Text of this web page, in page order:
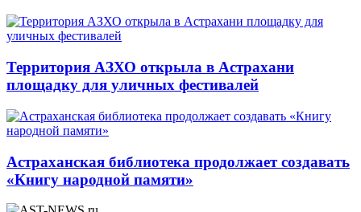
Территория АЗХО открыла в Астрахани
площадку для уличных фестивалей
Астраханская библиотека продолжает создавать
«Книгу народной памяти»